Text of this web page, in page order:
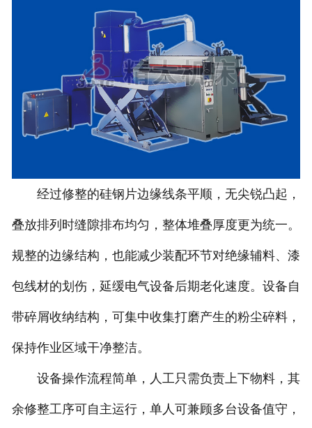
经过修整的硅钢片边缘线条平顺，无尖锐凸起，
叠放排列时缝隙排布均匀，整体堆叠厚度更为统一。
规整的边缘结构，也能减少装配环节对绝缘辅料、漆
包线材的划伤，延缓电气设备后期老化速度。设备自
带碎屑收纳结构，可集中收集打磨产生的粉尘碎料，
保持作业区域干净整洁。
设备操作流程简单，人工只需负责上下物料，其
余修整工序可自主运行，单人可兼顾多台设备值守，